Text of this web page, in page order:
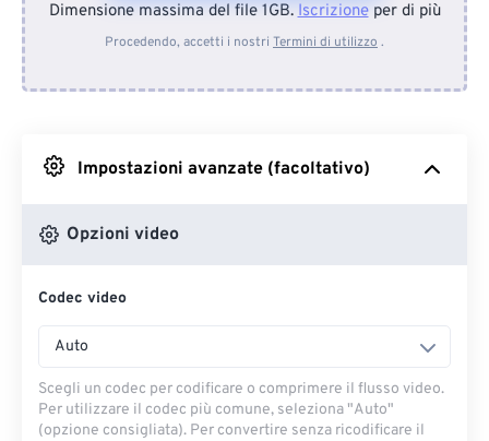
Dal dispositivo
Da Google Drive
Dimensione massima del file 1GB.Iscrizioneper di più
Procedendo, accetti i nostri Termini di utilizzo .
Impostazioni avanzate (facoltativo)
Opzioni video
Codec video
Auto
Scegli un codec per codificare o comprimere il flusso video.
Per utilizzare il codec più comune, seleziona "Auto"
(opzione consigliata). Per convertire senza ricodificare il